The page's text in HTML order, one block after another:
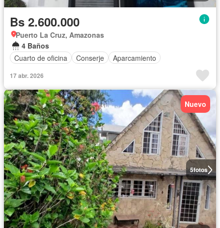
Bs 2.600.000
Puerto La Cruz, Amazonas
4 Baños
Cuarto de oficina
Conserje Aparcamiento
17 abr. 2026
5fotos
Nuevo